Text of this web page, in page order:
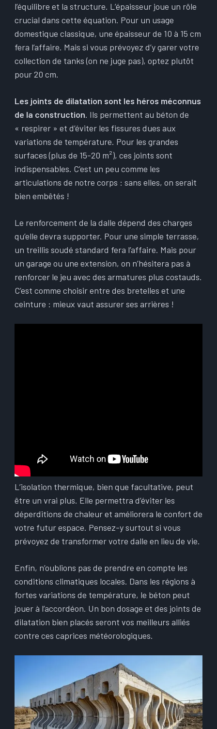
l’équilibre et la structure. L’épaisseur joue un rôle
crucial dans cette équation. Pour un usage
domestique classique, une épaisseur de 10 à 15 cm
fera l’affaire. Mais si vous prévoyez d’y garer votre
collection de tanks (on ne juge pas), optez plutôt
pour 20 cm.
Les joints de dilatation sont les héros méconnus
de la construction. Ils permettent au béton de
« respirer » et d’éviter les fissures dues aux
variations de température. Pour les grandes
surfaces (plus de 15-20 m²), ces joints sont
indispensables. C’est un peu comme les
articulations de notre corps : sans elles, on serait
bien embêtés !
Le renforcement de la dalle dépend des charges
qu’elle devra supporter. Pour une simple terrasse,
un treillis soudé standard fera l’affaire. Mais pour
un garage ou une extension, on n’hésitera pas à
renforcer le jeu avec des armatures plus costauds.
C’est comme choisir entre des bretelles et une
ceinture : mieux vaut assurer ses arrières !
L’isolation thermique, bien que facultative, peut
être un vrai plus. Elle permettra d’éviter les
déperditions de chaleur et améliorera le confort de
votre futur espace. Pensez-y surtout si vous
prévoyez de transformer votre dalle en lieu de vie.
Enfin, n’oublions pas de prendre en compte les
conditions climatiques locales. Dans les régions à
fortes variations de température, le béton peut
jouer à l’accordéon. Un bon dosage et des joints de
dilatation bien placés seront vos meilleurs alliés
contre ces caprices météorologiques.